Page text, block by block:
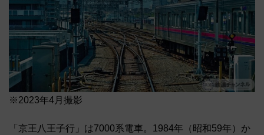
※2023年4月撮影
「京王八王子行」は7000系電車。1984年（昭和59年）か